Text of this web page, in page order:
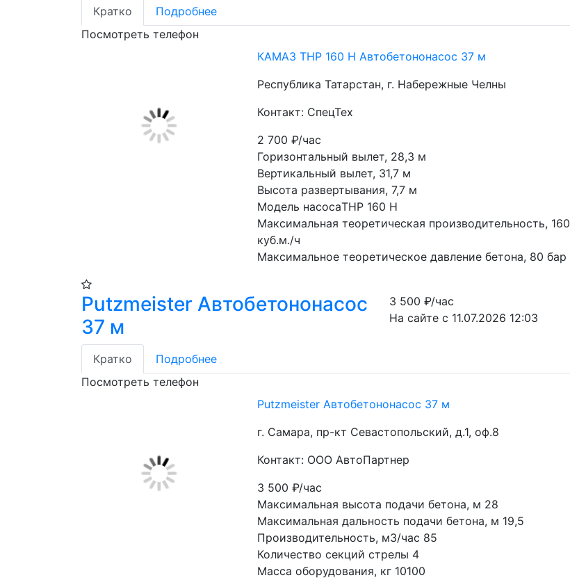
Кратко
Подробнее
Посмотреть телефон
КАМАЗ THP 160 H Автобетононасос 37 м
Республика Татарстан, г. Набережные Челны
Контакт: СпецТех
2 700₽/час
Горизонтальный вылет, 28,3 м
Вертикальный вылет, 31,7 м
Высота развертывания, 7,7 м
Модель насосаTHP 160 H
Максимальная теоретическая производительность, 160
куб.м./ч
Максимальное теоретическое давление бетона, 80 бар
Putzmeister Автобетононасос
37 м
3 500₽/час
На сайте с 11.07.2026 12:03
Кратко
Подробнее
Посмотреть телефон
Putzmeister Автобетононасос 37 м
г. Самара, пр-кт Севастопольский, д.1, оф.8
Контакт: ООО АвтоПартнер
3 500₽/час
Максимальная высота подачи бетона, м 28
Максимальная дальность подачи бетона, м 19,5
Производительность, м3/час 85
Количество секций стрелы 4
Масса оборудования, кг 10100